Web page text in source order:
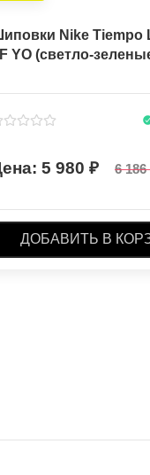
Nike Tiempo
YO (светло-
5 980 6 186
ДОБАВИТЬ В